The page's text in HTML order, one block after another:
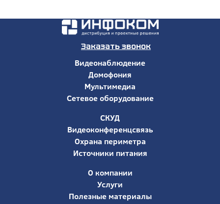
Заказать звонок
Видеонаблюдение
Домофония
Мультимедиа
Сетевое оборудование
СКУД
Видеоконференцсвязь
Охрана периметра
Источники питания
О компании
Услуги
Полезные материалы